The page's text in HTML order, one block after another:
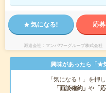
気になる! 応
派遣会社 マンパワーグループ株式会
興味があったら「★
「気になる！」を押
「面談確約」 や 「